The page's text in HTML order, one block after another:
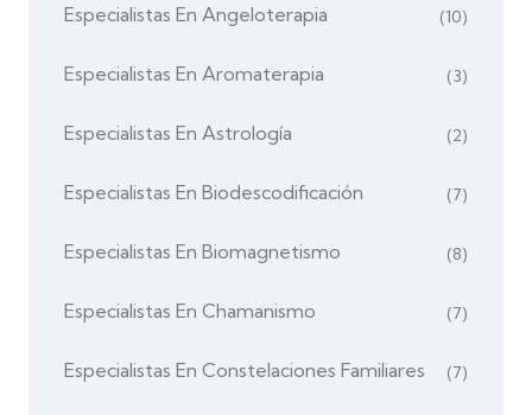
Especialistas En Angeloterapia (10)
Especialistas En Aromaterapia (3)
Especialistas En Astrología (2)
Especialistas En Biodescodificación (7)
Especialistas En Biomagnetismo (8)
Especialistas En Chamanismo (7)
Especialistas En Constelaciones Familiares (7)